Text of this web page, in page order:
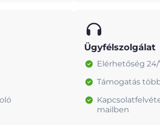
Ügyfélszolgálat
Elérhetőség
Támogatás
mailben